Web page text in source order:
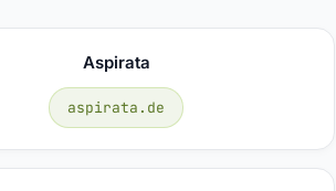
Aspirata
aspirata.de